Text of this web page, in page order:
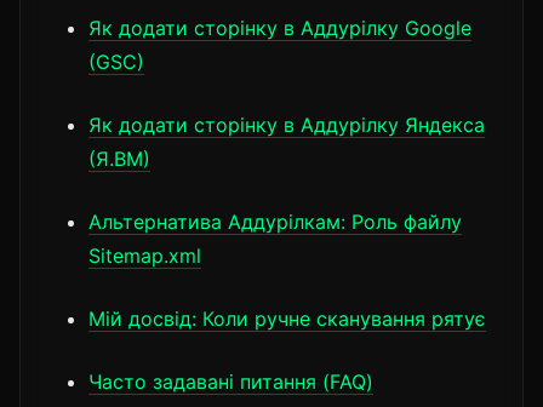
Як додати сторінку в Аддурілку Google
(GSC)
Як додати сторінку в Аддурілку Яндекса
(Я.ВМ)
Альтернатива Аддурілкам: Роль файлу
Sitemap.xml
Мій досвід: Коли ручне сканування рятує
Часто задавані питання (FAQ)